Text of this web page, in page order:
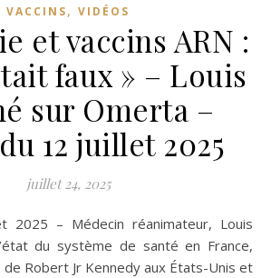
VACCINS, VIDÉOS
et vaccins ARN :
faux » – Louis
sur Omerta –
12 juillet 2025
juillet 24, 2025
du système de santé en France,
Robert Jr Kennedy aux États-Unis et